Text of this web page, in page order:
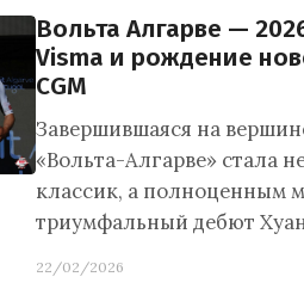
Вольта Алгарве —
Visma и рождение
CGM
Завершившаяся на
«Вольта-Алгарве» стала
классик, а полноценным
триумфальный дебют
22/02/2026